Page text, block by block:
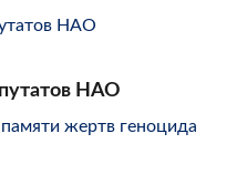
НАО